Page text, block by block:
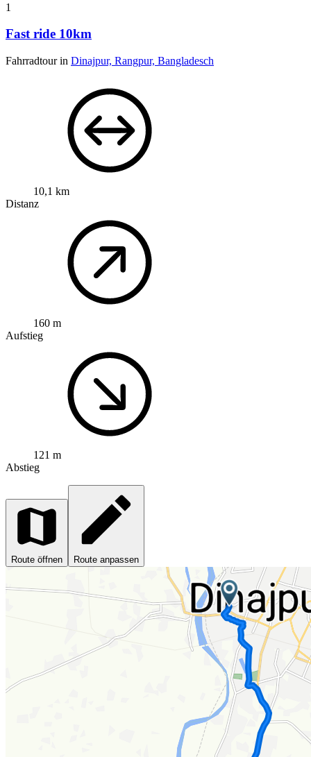
1
Fast ride 10km
Fahrradtour in Dinajpur, Rangpur, Bangladesch
10,1 km
Distanz
160 m
Aufstieg
121 m
Abstieg
Route öffnen Route anpassen